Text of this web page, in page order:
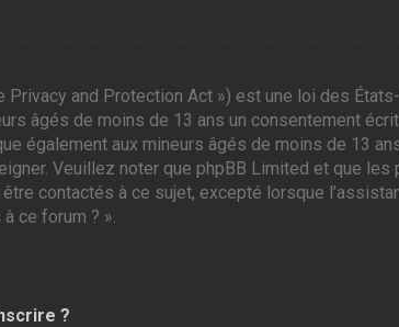
Privacy and Protection Act ») est une loi des
âgés de moins de 13 ans un consentement
également aux mineurs âgés de moins de 13
Veuillez noter que phpBB Limited et que
contactés à ce sujet, excepté lorsque
à ce forum ? ».
?